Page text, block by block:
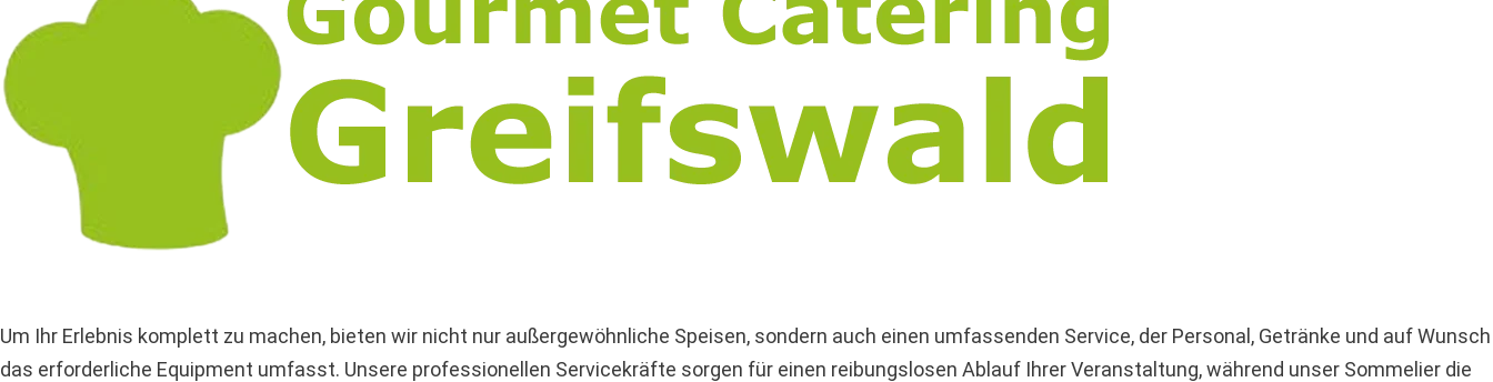
Um Ihr Erlebnis komplett zu machen, bieten wir nicht nur außergewöhnliche Speisen, sondern auch einen umfassenden Service, der Personal, Getränke und auf Wunsch
das erforderliche Equipment umfasst. Unsere professionellen Servicekräfte sorgen für einen reibungslosen Ablauf Ihrer Veranstaltung, während unser Sommelier die